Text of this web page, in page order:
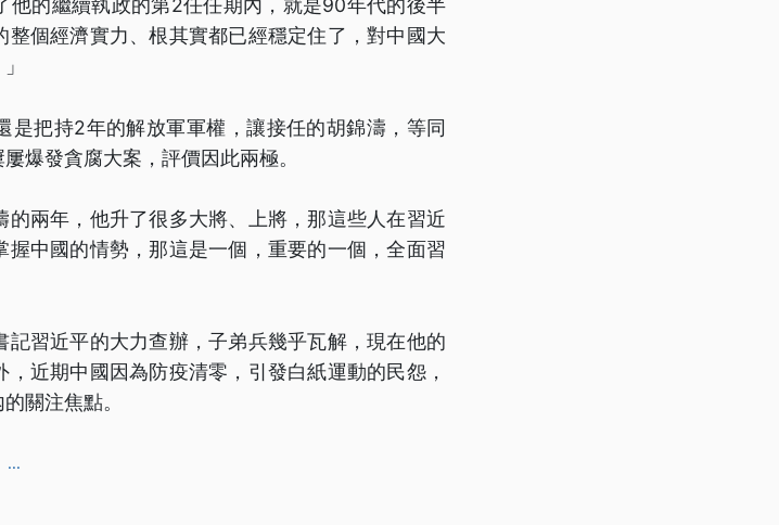
他的繼續執政的第2任任期內，就是90年代的後半
個經濟實力、根其實都已經穩定住了，對中國大
是把持2年的解放軍軍權，讓接任的胡錦濤，等同
爆發貪腐大案，評價因此兩極。
兩年，他升了很多大將、上將，那這些人在習近
中國的情勢，那這是一個，重要的一個，全面習
習近平的大力查辦，子弟兵幾乎瓦解，現在他的
近期中國因為防疫清零，引發白紙運動的民怨，
關注焦點。
...